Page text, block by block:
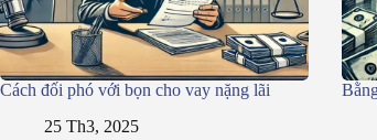
Cách đối phó với bọn cho vay nặng lãi
25 Th3, 2025